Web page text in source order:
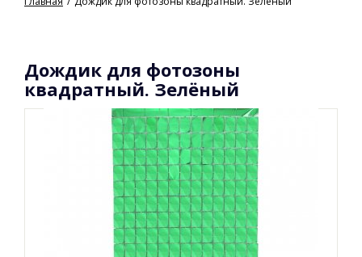
Дождик для фотозоны
квадратный. Зелёный